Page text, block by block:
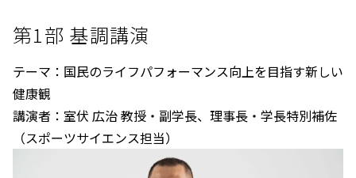
第1部 基調講演
テーマ：国民のライフパフォーマンス向上を目指す新しい
健康観
講演者：室伏 広治 教授・副学長、理事長・学長特別補佐
（スポーツサイエンス担当）